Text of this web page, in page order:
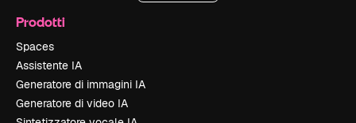
Prodotti
Spaces
Assistente IA
Generatore di immagini IA
Generatore di video IA